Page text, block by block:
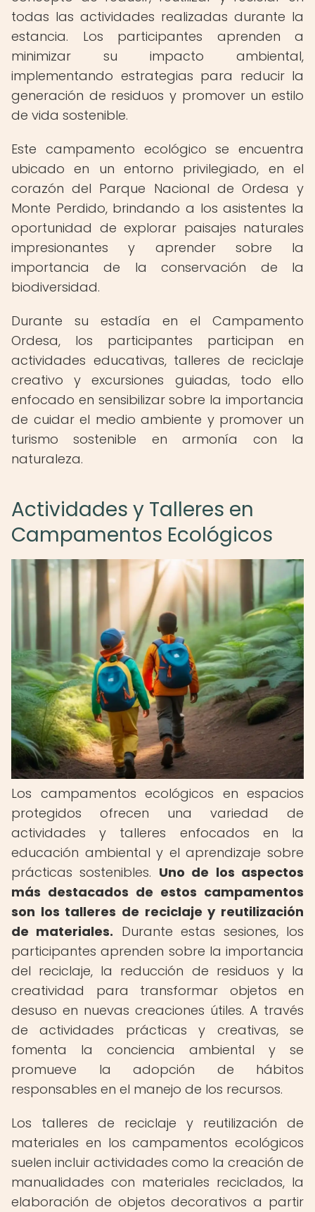
todas las actividades realizadas durante la
estancia. Los participantes aprenden a
minimizar su impacto ambiental,
implementando estrategias para reducir la
generación de residuos y promover un estilo
de vida sostenible.
Este campamento ecológico se encuentra
ubicado en un entorno privilegiado, en el
corazón del Parque Nacional de Ordesa y
Monte Perdido, brindando a los asistentes la
oportunidad de explorar paisajes naturales
impresionantes y aprender sobre la
importancia de la conservación de la
biodiversidad.
Durante su estadía en el Campamento
Ordesa, los participantes participan en
actividades educativas, talleres de reciclaje
creativo y excursiones guiadas, todo ello
enfocado en sensibilizar sobre la importancia
de cuidar el medio ambiente y promover un
turismo sostenible en armonía con la
naturaleza.
Actividades y Talleres en
Campamentos Ecológicos
Los campamentos ecológicos en espacios
protegidos ofrecen una variedad de
actividades y talleres enfocados en la
educación ambiental y el aprendizaje sobre
prácticas sostenibles. Uno de los aspectos
más destacados de estos campamentos
son los talleres de reciclaje y reutilización
de materiales. Durante estas sesiones, los
participantes aprenden sobre la importancia
del reciclaje, la reducción de residuos y la
creatividad para transformar objetos en
desuso en nuevas creaciones útiles. A través
de actividades prácticas y creativas, se
fomenta la conciencia ambiental y se
promueve la adopción de hábitos
responsables en el manejo de los recursos.
Los talleres de reciclaje y reutilización de
materiales en los campamentos ecológicos
suelen incluir actividades como la creación de
manualidades con materiales reciclados, la
elaboración de objetos decorativos a partir